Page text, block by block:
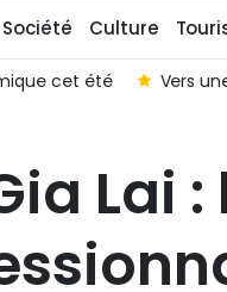
Société Culture
créative, dynamique et
Lai